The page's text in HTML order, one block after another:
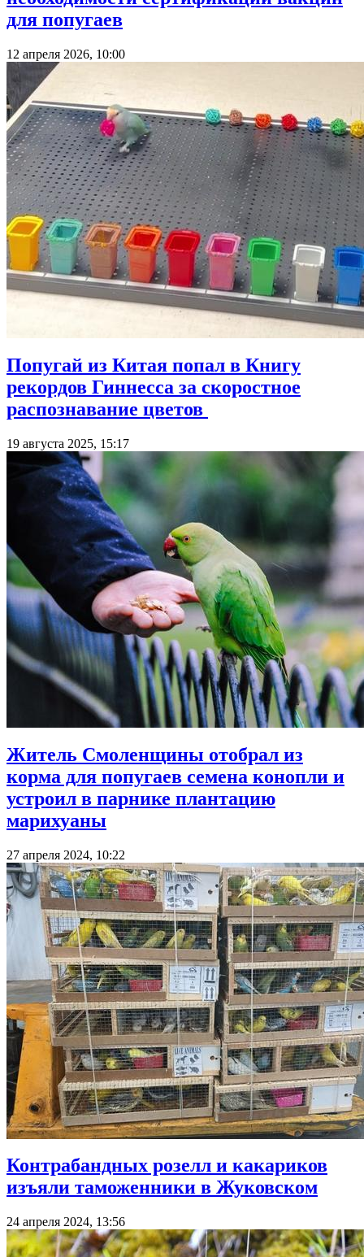
для попугаев
12 апреля 2026, 10:00
Попугай из Китая попал в Книгу
рекордов Гиннесса за скоростное
распознавание цветов
19 августа 2025, 15:17
Житель Смоленщины отобрал из
корма для попугаев семена конопли и
устроил в парнике плантацию
марихуаны
27 апреля 2024, 10:22
Контрабандных розелл и какариков
изъяли таможенники в Жуковском
24 апреля 2024, 13:56